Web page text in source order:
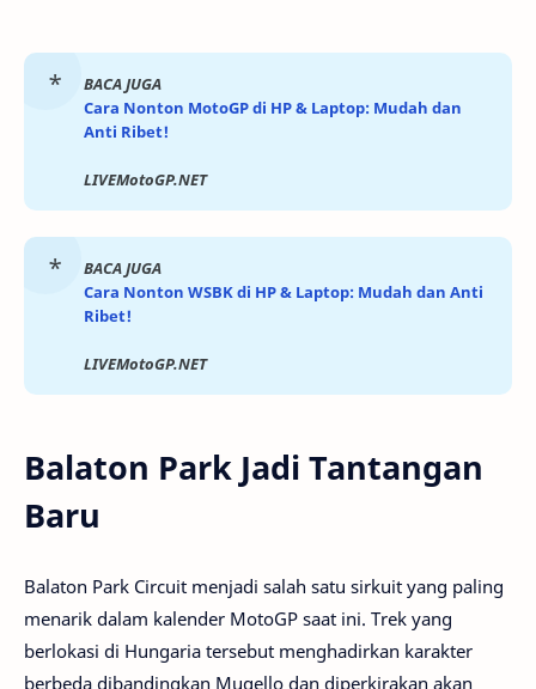
BACA JUGA
Cara Nonton MotoGP di HP & Laptop: Mudah dan
Anti Ribet!
LIVEMotoGP.NET
BACA JUGA
Cara Nonton WSBK di HP & Laptop: Mudah dan Anti
Ribet!
LIVEMotoGP.NET
Balaton Park Jadi Tantangan
Baru
Balaton Park Circuit menjadi salah satu sirkuit yang paling
menarik dalam kalender MotoGP saat ini. Trek yang
berlokasi di Hungaria tersebut menghadirkan karakter
berbeda dibandingkan Mugello dan diperkirakan akan